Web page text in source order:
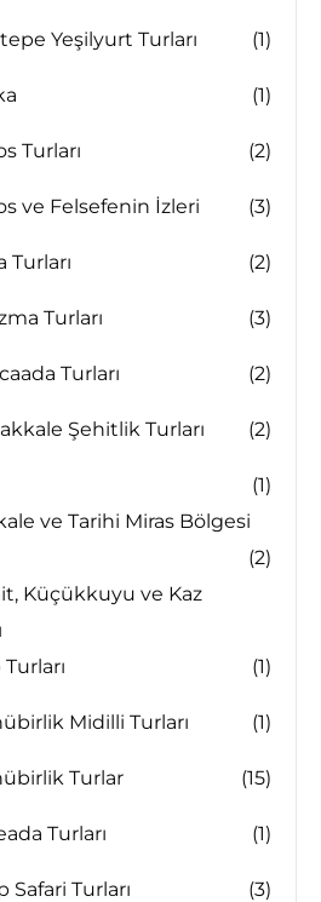
Yeşilyurt Turları (1)
(1)
Turları (2)
ve Felsefenin İzleri (3)
Turları (2)
Turları (3)
Turları (2)
Şehitlik Turları (2)
ve Tarihi Miras Bölgesi
(1)
Küçükkuyu ve Kaz
(2)
(1)
Midilli Turları (1)
Turlar (15)
Turları (1)
Safari Turları (3)